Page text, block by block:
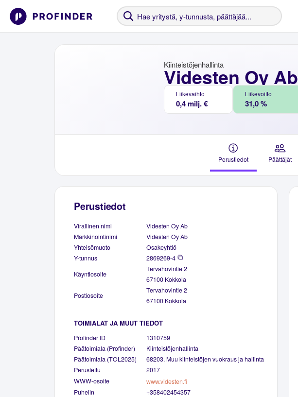
Videsten Oy Ab
Kiinteistöjenhallinta
Liikevaihto
0,4 milj. €
Liikevoitto
31,0 %
Perustiedot Päättäjät
Perustiedot
Virallinen nimi
Videsten Oy Ab
Markkinointinimi
Videsten Oy Ab
Yhteisömuoto
Osakeyhtiö
Y-tunnus
2869269-4
Käyntiosoite
Tervahovintie 2
67100 Kokkola
Postiosoite
Tervahovintie 2
67100 Kokkola
TOIMIALAT JA MUUT TIEDOT
Profinder ID
1310759
Päätoimiala (Profinder)
Kiinteistöjenhallinta
Päätoimiala (TOL2025)
68203. Muu kiinteistöjen vuokraus ja hallinta
Perustettu
2017
WWW-osoite
www.videsten.fi
Puhelin
+358402454357